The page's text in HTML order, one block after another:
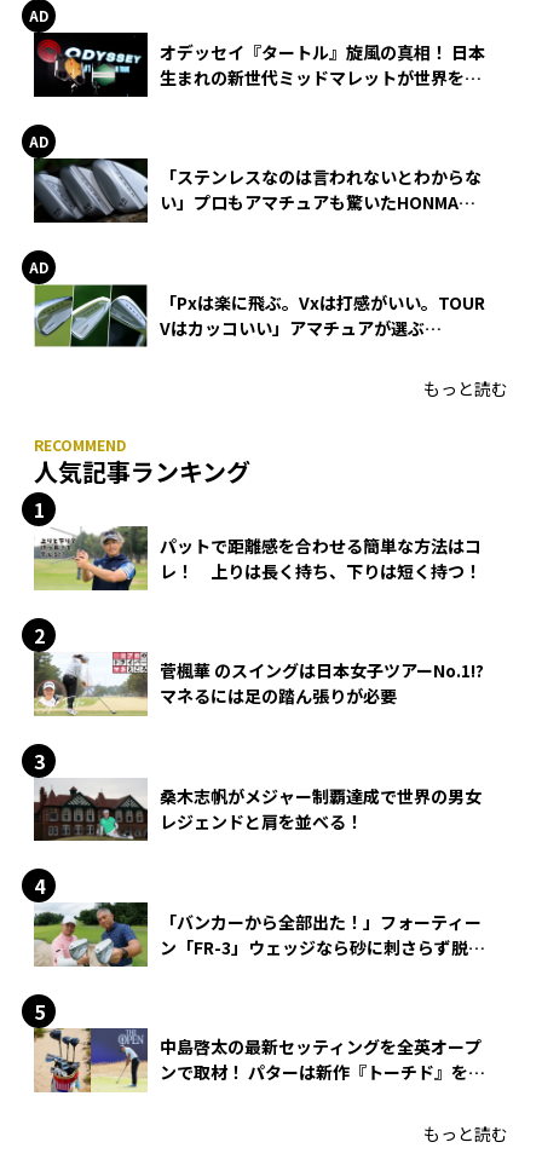
オデッセイ『タートル』旋風の真相！ 日本
生まれの新世代ミッドマレットが世界を席
「ステンレスなのは言われないとわからな
い」プロもアマチュアも驚いたHONMA
「Pxは楽に飛ぶ。Vxは打感がいい。TOUR
Vはカッコいい」アマチュアが選ぶ
もっと読む
人気記事ランキング
パットで距離感を合わせる簡単な方法はコ
レ！ 上りは長く持ち、下りは短く持つ！
菅楓華 のスイングは日本女子ツアーNo.1!?
マネるには足の踏ん張りが必要
桑木志帆がメジャー制覇達成で世界の男女
レジェンドと肩を並べる！
「バンカーから全部出た！」フォーティー
ン「FR-3」ウェッジなら砂に刺さらず脱出
中島啓太の最新セッティングを全英オープ
ンで取材！ パターは新作『トーチド』を投
もっと読む